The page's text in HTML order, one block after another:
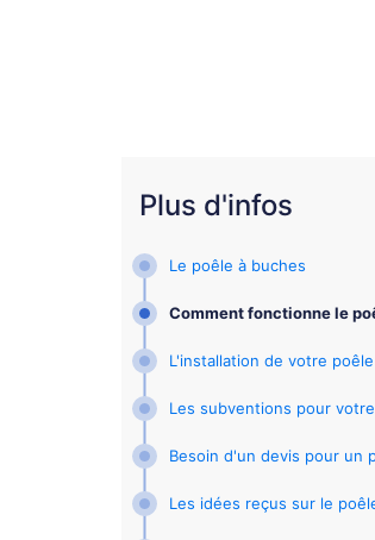
Plus d'infos
Le poêle à buches
Comment fonctionne le
L'installation de votre
Les subventions pour
Besoin d'un devis pour un
Les idées reçus sur le